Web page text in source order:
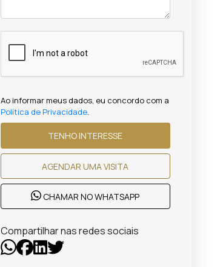
Ao informar meus dados, eu concordo com a
Política de Privacidade.
TENHO INTERESSE
AGENDAR UMA VISITA
CHAMAR NO WHATSAPP
Compartilhar nas redes sociais